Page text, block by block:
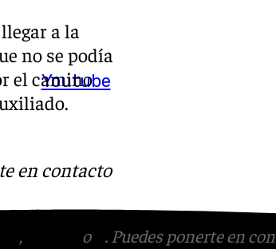
Youtube
a la
no se podía
el camino
en contacto
, o
. Puedes ponerte en